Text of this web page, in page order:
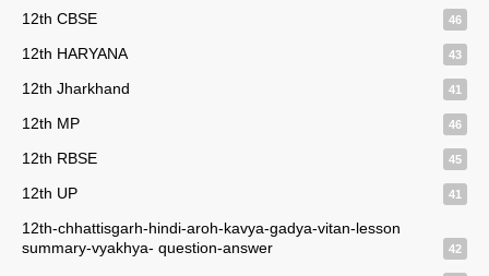
12th CBSE 46
12th HARYANA 43
12th Jharkhand 41
12th MP 46
12th RBSE 45
12th UP 41
12th-chhattisgarh-hindi-aroh-kavya-gadya-vitan-lesson
summary-vyakhya- question-answer
42